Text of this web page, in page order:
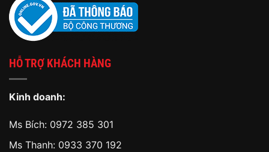
HỖ TRỢ KHÁCH HÀNG
Kinh doanh:
Ms Bích: 0972 385 301
Ms Thanh: 0933 370 192